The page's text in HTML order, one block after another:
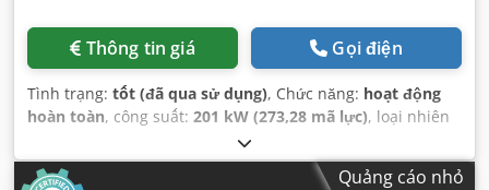
Thông tin giá Gọi điện
Tình trạng: tốt (đã qua sử dụng), Chức năng: hoạt động
hoàn toàn, công suất: 201 kW (273,28 mã lực), loại nhiên
, trọng lượng tổng cộng:
kg, số máy/phương tiện:63X1784, Thiết bị:cabin, thuỷ lực,
Quảng cáo nhỏ